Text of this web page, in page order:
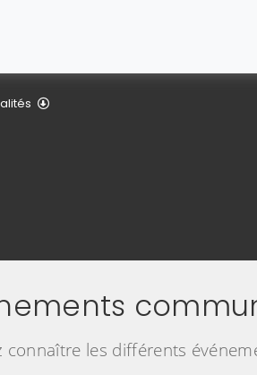
connaître les différents